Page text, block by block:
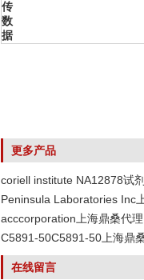
传
数
据
更多产品
coriell institute NA12878试
Peninsula Laboratories Inc
acccorporation上海鼎桑代理
C5891-50C5891-50上海鼎
在线留言